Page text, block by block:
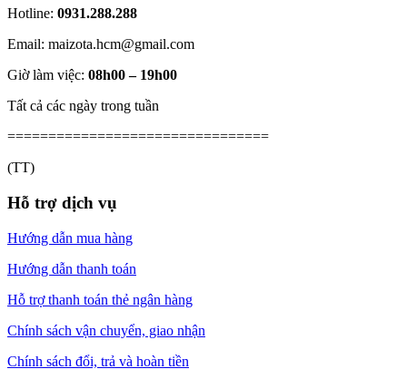
Hotline: 0931.288.288
Email: maizota.hcm@gmail.com
Giờ làm việc: 08h00 – 19h00
Tất cả các ngày trong tuần
================================
(TT)
Hỗ trợ dịch vụ
Hướng dẫn mua hàng
Hướng dẫn thanh toán
Hỗ trợ thanh toán thẻ ngân hàng
Chính sách vận chuyển, giao nhận
Chính sách đổi, trả và hoàn tiền